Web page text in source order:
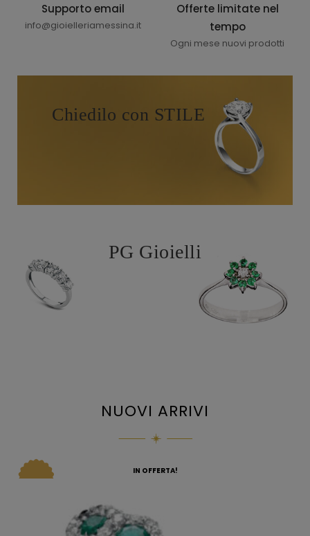
Supporto email
info@gioielleriamessina.it
Offerte limitate nel
tempo
Ogni mese nuovi prodotti
Chiedilo con STILE
PG Gioielli
NUOVI ARRIVI
IN OFFERTA!